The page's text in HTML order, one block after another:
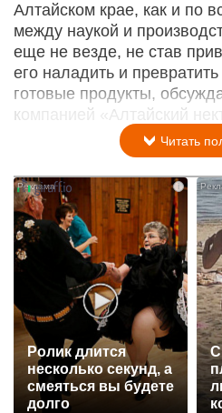
Алтайском крае, как и по
между наукой и
еще не везде, не став
его наладить и
готовые продукты,
компанией «Алтайский
Читать
Ролик длится
несколько секунд, а
смеяться вы будете
долго